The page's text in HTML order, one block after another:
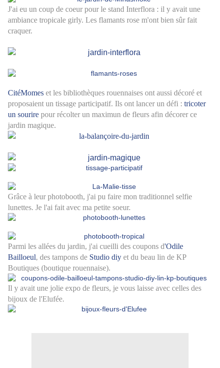
J'ai eu un coup de coeur pour le stand Interflora : il y avait une
ambiance tropicale girly. Les flamants rose m'ont bien sûr fait
craquer.
CitéMomes et les bibliothèques rouennaises ont aussi décoré et
proposaient un tissage participatif. Ils ont lancer un défi : tricoter
un sourire pour récolter un maximun de fleurs afin décorer ce
jardin magique.
Grâce à leur photobooth, j'ai pu faire mon traditionnel selfie
lunettes. Je l'ai fait avec ma petite soeur.
Parmi les allées du jardin, j'ai cueilli des coupons d'Odile
Bailloeul, des tampons de Studio diy et du beau lin de KP
Boutiques (boutique rouennaise).
Il y avait une jolie expo de fleurs, je vous laisse avec celles des
bijoux de l'Elufée.